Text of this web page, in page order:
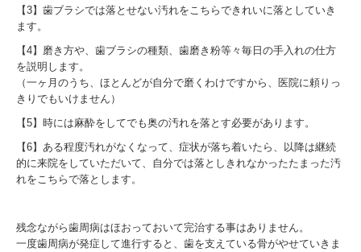
【3】歯ブラシでは落とせない汚れをこちらできれいに落としていき
ます。
【4】磨き方や、歯ブラシの種類、歯磨き粉等々毎日の手入れの仕方
を説明します。
（一ヶ月のうち、ほとんどが自分で磨くわけですから、医院に頼りっ
きりでもいけません）
【5】時には麻酔をしてでも奥の汚れを落とす必要があります。
【6】ある程度汚れがなくなって、症状が落ち着いたら、以降は継続
的に来院をしていただいて、自分では落としきれなかったたまった汚
れをこちらで落とします。
残念ながら歯周病はほおっておいて完治する事はありません。
一度歯周病が発症して進行すると、歯を支えている骨がやせていきま